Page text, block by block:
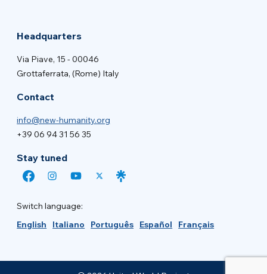
Headquarters
Via Piave, 15 - 00046
Grottaferrata, (Rome) Italy
Contact
info@new-humanity.org
+39 06 94 31 56 35
Stay tuned
Switch language:
English
Italiano Português Español Français